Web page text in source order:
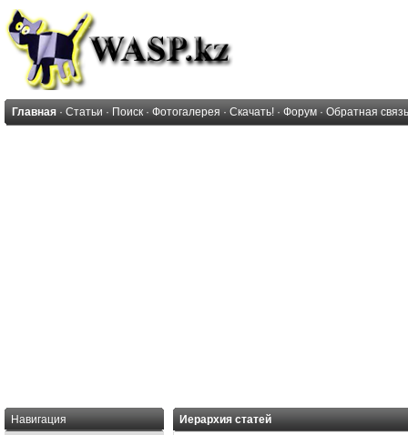
Главная · Статьи · Поиск · Фотогалерея · Скачать! · Форум · Обратная связь
Навигация Иерархия статей